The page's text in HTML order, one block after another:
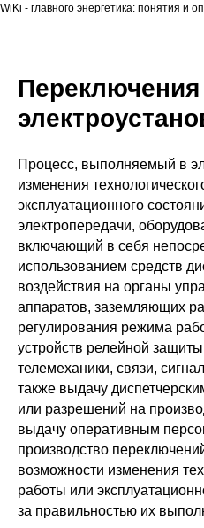
WiKi - главного энергетика: понятия и
Переключения
Процесс, выполняемый в
изменения
эксплуатационного
электропередачи,
включающий в себя
использованием средств
воздействия на органы
аппаратов, заземляющих
регулирования режима
устройств релейной
телемеханики, связи,
также выдачу
или разрешений на
выдачу оперативным
производство
возможности изменения
работы или
за правильностью их